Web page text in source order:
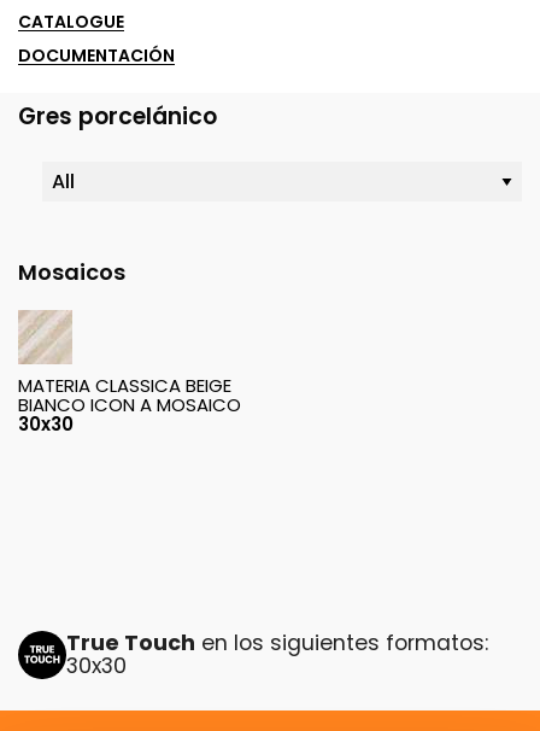
CATALOGUE
DOCUMENTACIÓN
Gres porcelánico
Mosaicos
MATERIA CLASSICA BEIGE
BIANCO ICON A MOSAICO
30x30
True Touch en los siguientes formatos:
30x30